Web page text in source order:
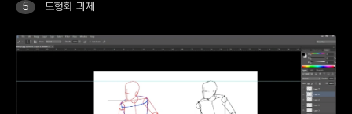
도형화 과제